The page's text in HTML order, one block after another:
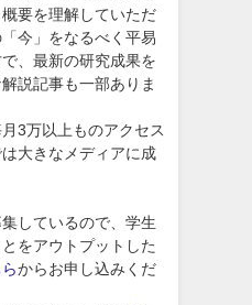
要を理解していただ
今」をなるべく平易
、最新の研究成果を
説記事も一部ありま
3万以上ものアクセス
大きなメディアに成
しているので、学生
をアウトプットした
からお申し込みくだ